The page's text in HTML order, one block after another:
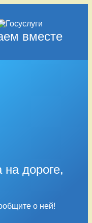
вместе
дороге,
о ней!